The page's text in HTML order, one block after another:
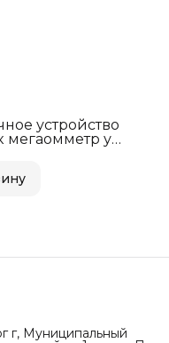
устройство
мегаомметр у
127В
г, Муниципальный